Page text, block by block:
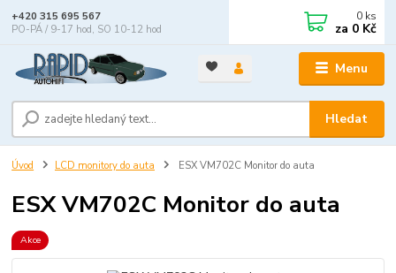
Menu
Hledat
+420 315 695 567
PO-PÁ / 9-17 hod, SO 10-12 hod
0 ks
za 0 Kč
Úvod LCD monitory do auta ESX VM702C Monitor do auta
ESX VM702C Monitor do auta
Akce